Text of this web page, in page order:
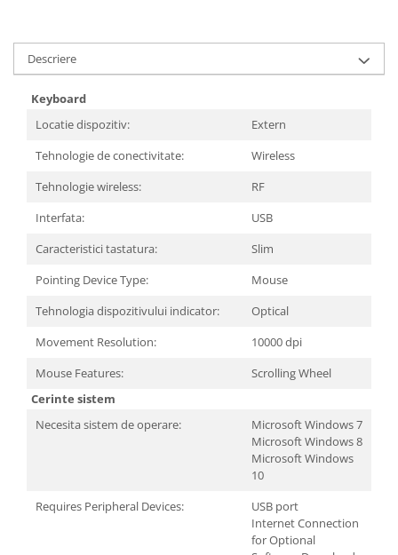
Memorii
SSD
Hard Disc-uri
Carcase
Surse
Cooler
Componente Server
Servere
Imprimante 3D
Descriere
Keyboard
Locatie dispozitiv:
Extern
Tehnologie de conectivitate:
Wireless
Tehnologie wireless:
RF
Interfata:
USB
Caracteristici tastatura:
Slim
Pointing Device Type:
Mouse
Tehnologia dispozitivului indicator:
Optical
Movement Resolution:
10000 dpi
Mouse Features:
Scrolling Wheel
Cerinte sistem
Necesita sistem de operare:
Microsoft Windows 7
Microsoft Windows 8
Microsoft Windows
10
Requires Peripheral Devices:
USB port
Internet Connection
for Optional